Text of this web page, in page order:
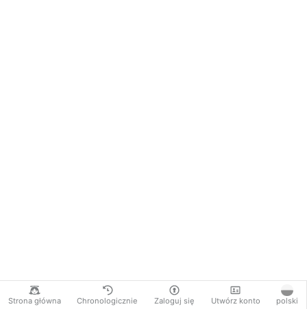
Strona główna Chronologicznie Zaloguj się Utwórz konto polski